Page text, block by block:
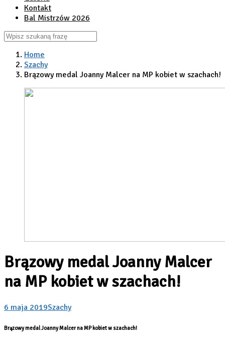
Kontakt
Bal Mistrzów 2026
Home
Szachy
Brązowy medal Joanny Malcer na MP kobiet w szachach!
Brązowy medal Joanny Malcer
na MP kobiet w szachach!
6 maja 2019Szachy
Brązowy medal Joanny Malcer na MP kobiet w szachach!